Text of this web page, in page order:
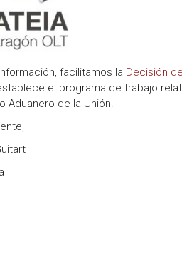
facilitamos la Decisión
el programa de trabajo
Aduanero de la Unión.